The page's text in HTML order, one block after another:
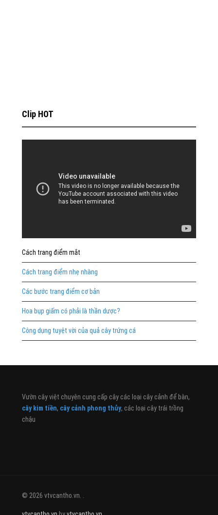
Clip HOT
Cách trang điểm mắt
Cách trang điểm nhẹ nhàng
Các bước trang điểm cơ bản
Hoa bụp giấm có phải là thần dược?
Công dụng tuyệt vời của quả cây trứng cá
Vườn cây việt chuyên cung cấp cây các loại cây cảnh để bàn,
cây kim tiền, cây cảnh phong thủy, các loại cây trái trồng
chậu
© 2026 vtvcantho.vn. .